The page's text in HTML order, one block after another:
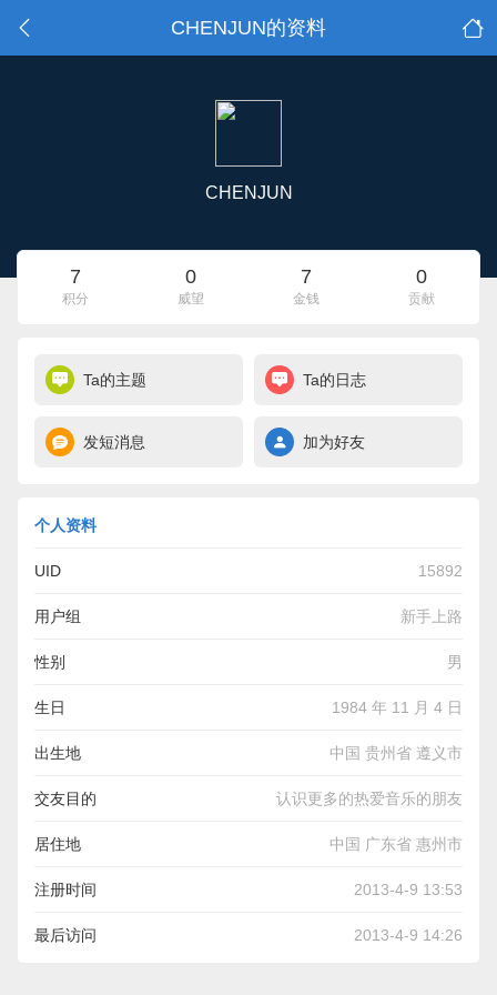
CHENJUN的资料
CHENJUN
7
积分
0
威望
7
金钱
0
贡献
Ta的主题 Ta的日志
发短消息 加为好友
个人资料
UID 15892
用户组 新手上路
性别 男
生日 1984 年 11 月 4 日
出生地 中国 贵州省 遵义市
交友目的 认识更多的热爱音乐的朋友
居住地 中国 广东省 惠州市
注册时间 2013-4-9 13:53
最后访问 2013-4-9 14:26